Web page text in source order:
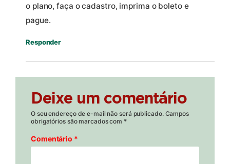
o plano, faça o cadastro, imprima o boleto e
pague.
Responder
Deixe um comentário
O seu endereço de e-mail não será publicado. Campos
obrigatórios são marcados com *
Comentário *